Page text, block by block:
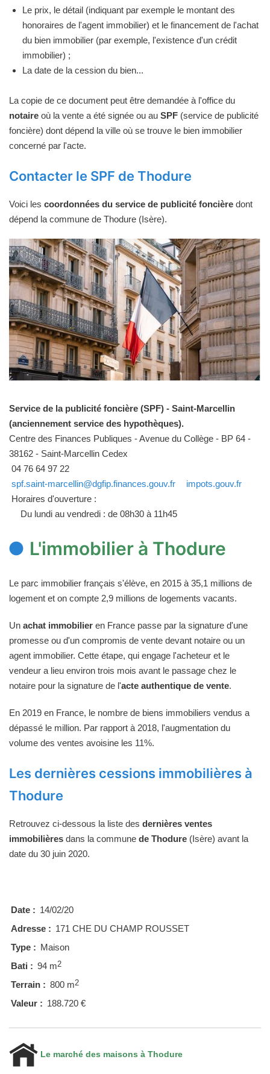
Le prix, le détail (indiquant par exemple le montant des
honoraires de l'agent immobilier) et le financement de l'achat
du bien immobilier (par exemple, l'existence d'un crédit
immobilier) ;
La date de la cession du bien...
La copie de ce document peut être demandée à l'office du
notaire où la vente a été signée ou au SPF (service de publicité
foncière) dont dépend la ville où se trouve le bien immobilier
concerné par l'acte.
Contacter le SPF de Thodure
Voici les coordonnées du service de publicité foncière dont
dépend la commune de Thodure (Isère).
Service de la publicité foncière (SPF) - Saint-Marcellin
(anciennement service des hypothèques).
Centre des Finances Publiques - Avenue du Collège - BP 64 -
38162 - Saint-Marcellin Cedex
04 76 64 97 22
spf.saint-marcellin@dgfip.finances.gouv.fr
impots.gouv.fr
Horaires d'ouverture :
Du lundi au vendredi : de 08h30 à 11h45
L'immobilier à Thodure
Le parc immobilier français s'élève, en 2015 à 35,1 millions de
logement et on compte 2,9 millions de logements vacants.
Un achat immobilier en France passe par la signature d'une
promesse ou d'un compromis de vente devant notaire ou un
agent immobilier. Cette étape, qui engage l'acheteur et le
vendeur a lieu environ trois mois avant le passage chez le
notaire pour la signature de l'acte authentique de vente.
En 2019 en France, le nombre de biens immobiliers vendus a
dépassé le million. Par rapport à 2018, l'augmentation du
volume des ventes avoisine les 11%.
Les dernières cessions immobilières à
Thodure
Retrouvez ci-dessous la liste des dernières ventes
immobilières dans la commune de Thodure (Isère) avant la
date du 30 juin 2020.
Date : 14/02/20
Adresse : 171 CHE DU CHAMP ROUSSET
Type : Maison
Bati : 94 m2
Terrain : 800 m2
Valeur : 188.720 €
Le marché des maisons à Thodure